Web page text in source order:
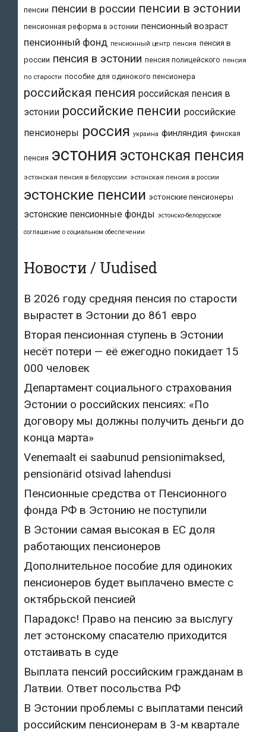
пенсии пенсии в россии пенсии в эстонии
пенсионная реформа в эстонии пенсионный возраст
пенсионный фонд пенсионный центр пенсия пенсия в
россии пенсия в эстонии пенсия полицейского пенсия
по старости пособие для одинокого пенсионера
российская пенсия российская пенсия в
эстонии российские пенсии российские
пенсионеры россия украина финляндия финская
пенсия эстония эстонская пенсия
эстонская пенсия в белоруссии эстонская пенсия в россии
эстонские пенсии эстонские пенсионеры
эстонские пенсионные фонды эстонско-белорусское
соглашение о социальном обеспечении
Новости / Uudised
В 2026 году средняя пенсия по старости
вырастет в Эстонии до 861 евро
Вторая пенсионная ступень в Эстонии
несёт потери — её ежегодно покидает 15
000 человек
Департамент социального страхования
Эстонии о российских пенсиях: «По
договору мы должны получить деньги до
конца марта»
Venemaalt ei saabunud pensionimaksed,
pensionärid otsivad lahendusi
Пенсионные средства от Пенсионного
фонда РФ в Эстонию не поступили
В Эстонии самая высокая в ЕС доля
работающих пенсионеров
Дополнительное пособие для одиноких
пенсионеров будет выплачено вместе с
октябрьской пенсией
Парадокс! Право на пенсию за выслугу
лет эстонскому спасателю приходится
отстаивать в суде
Выплата пенсий российским гражданам в
Латвии. Ответ посольства РФ
В Эстонии проблемы с выплатами пенсий
российским пенсионерам в 3-м квартале